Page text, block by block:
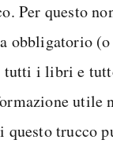
Per questo
obbligatorio (o
i libri e
utile
questo trucco